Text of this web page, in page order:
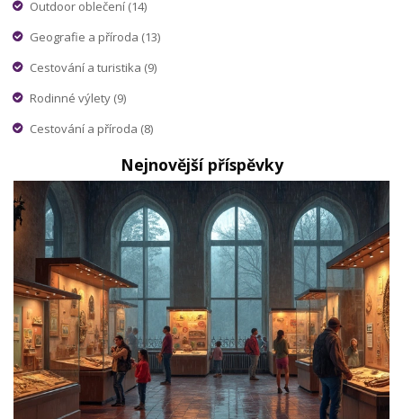
Outdoor oblečení (14)
Geografie a příroda (13)
Cestování a turistika (9)
Rodinné výlety (9)
Cestování a příroda (8)
Nejnovější příspěvky